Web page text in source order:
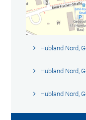
Hubland Nord,
Hubland Nord,
Hubland Nord,